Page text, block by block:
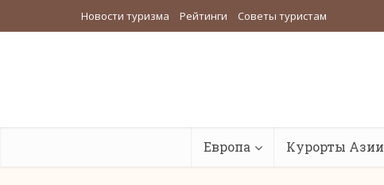
Новости туризма Рейтинги Советы туристам
Европа Курорты Азии